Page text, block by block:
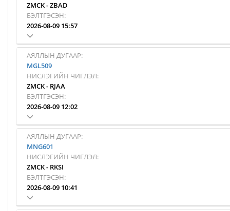
ZMCK-ZBAD
БЭЛТГЭСЭН:
2026-08-09 15:57
АЯЛЛЫН ДУГААР:
MGL509
НИСЛЭГИЙН ЧИГЛЭЛ:
ZMCK- RJAA
БЭЛТГЭСЭН:
2026-08-09 12:02
АЯЛЛЫН ДУГААР:
MNG601
НИСЛЭГИЙН ЧИГЛЭЛ:
ZMCK- RKSI
БЭЛТГЭСЭН:
2026-08-09 10:41